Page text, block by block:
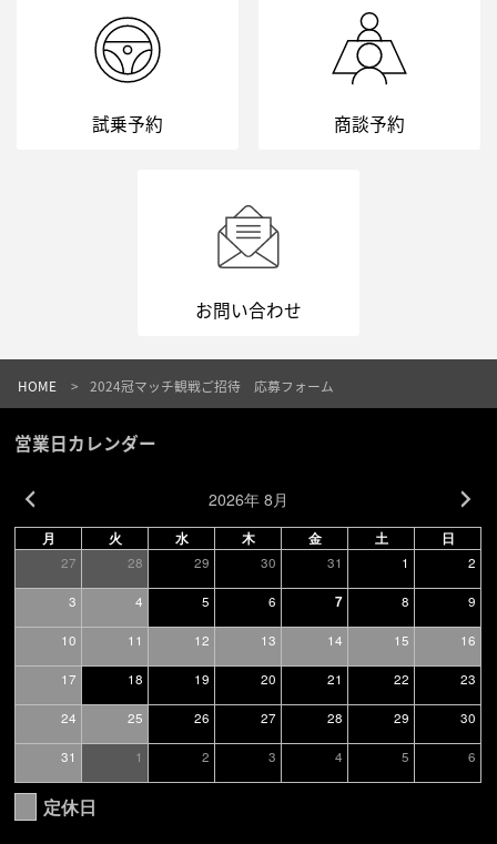
試乗予約 商談予約
お問い合わせ
HOME 2024冠マッチ観戦ご招待 応募フォーム
営業日カレンダー
2026年 8月
月 火 水 木 金 土
日
27
28 29 30 31 1 2
3 4 5 6 7 8 9
10 11 12 13 14 15 16
17 18 19 20 21 22 23
24 25 26 27 28 29 30
31 1 2 3 4 5 6
定休日